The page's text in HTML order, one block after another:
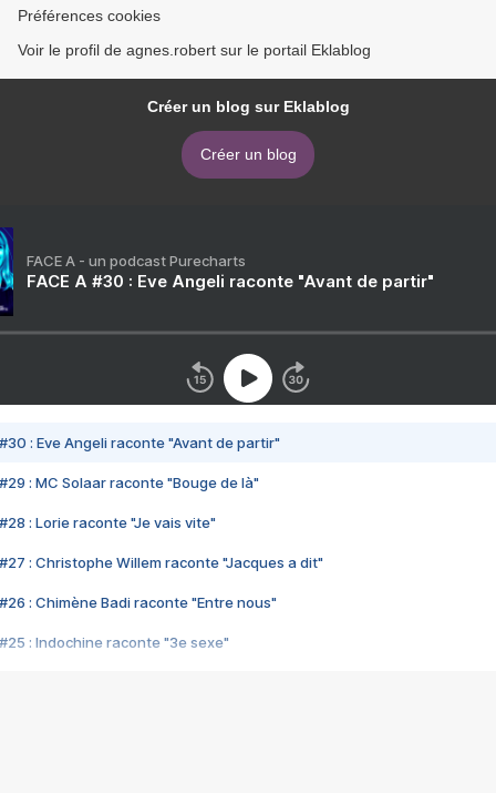
Préférences cookies
Voir le profil de agnes.robert sur le portail Eklablog
Créer un blog sur Eklablog
Créer un blog
FACE A - un podcast Purecharts
FACE A #30 : Eve Angeli raconte "Avant de partir"
#30 : Eve Angeli raconte "Avant de partir"
#29 : MC Solaar raconte "Bouge de là"
#28 : Lorie raconte "Je vais vite"
#27 : Christophe Willem raconte "Jacques a dit"
#26 : Chimène Badi raconte "Entre nous"
#25 : Indochine raconte "3e sexe"